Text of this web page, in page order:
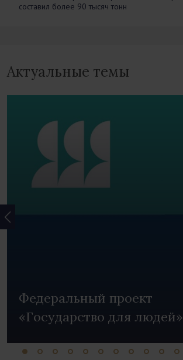
составил более 90 тысяч тонн
Актуальные темы
Федеральный проект
«Государство для людей»